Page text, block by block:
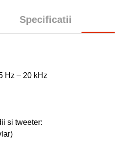
Specificatii
Hz – 20 kHz
si tweeter: